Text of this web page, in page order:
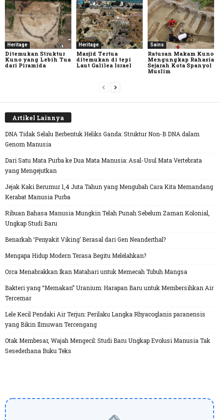
Heritage
Ditemukan Struktur
Kuno yang Lebih Tua
dari Piramida
Heritage
Masjid Tertua
ditemukan di tepi
Laut Galilea Israel
Sains
Ratusan Makam Kuno
Mengungkap Rahasia
Sejarah Kota Spanyol
Muslim
Artikel Lainnya
DNA Tidak Selalu Berbentuk Heliks Ganda: Struktur Non-B DNA dalam
Genom Manusia
Dari Satu Mata Purba ke Dua Mata Manusia: Asal-Usul Mata Vertebrata
yang Mengejutkan
Jejak Kaki Berumur 1,4 Juta Tahun yang Mengubah Cara Kita Memandang
Kerabat Manusia Purba
Ribuan Bahasa Manusia Mungkin Telah Punah Sebelum Zaman Kolonial,
Ungkap Studi Baru
Benarkah ‘Penyakit Viking’ Berasal dari Gen Neanderthal?
Mengapa Hidup Modern Terasa Begitu Melelahkan?
Orca Menabrakkan Ikan Matahari untuk Memecah Tubuh Mangsa
Bakteri yang “Memakan” Uranium: Harapan Baru untuk Membersihkan Air
Tercemar
Lele Kecil Pendaki Air Terjun: Perilaku Langka Rhyacoglanis paranensis
yang Bikin Ilmuwan Tercengang
Otak Membesar, Wajah Mengecil: Studi Baru Ungkap Evolusi Manusia Tak
Sesederhana Buku Teks